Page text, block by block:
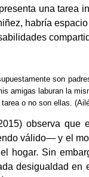
una tarea
habría
son
amigas laburan la
o no son ellas.
observa
válido— y el
hogar. Sin
desigualdad